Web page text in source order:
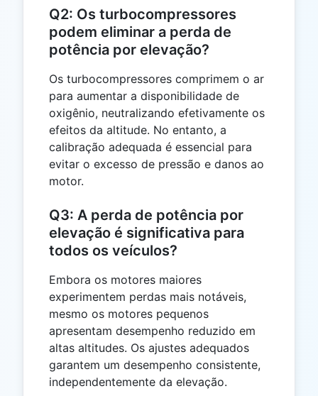
Q2: Os turbocompressores
podem eliminar a perda de
potência por elevação?
Os turbocompressores comprimem o ar
para aumentar a disponibilidade de
oxigênio, neutralizando efetivamente os
efeitos da altitude. No entanto, a
calibração adequada é essencial para
evitar o excesso de pressão e danos ao
motor.
Q3: A perda de potência por
elevação é significativa para
todos os veículos?
Embora os motores maiores
experimentem perdas mais notáveis,
mesmo os motores pequenos
apresentam desempenho reduzido em
altas altitudes. Os ajustes adequados
garantem um desempenho consistente,
independentemente da elevação.